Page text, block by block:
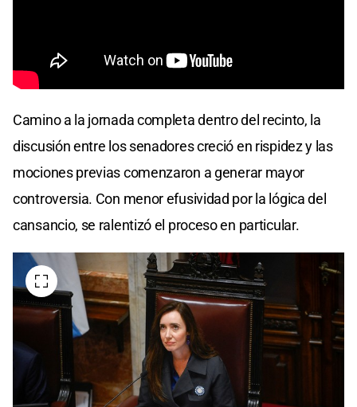
Camino a la jornada completa dentro del recinto, la
discusión entre los senadores creció en rispidez y las
mociones previas comenzaron a generar mayor
controversia. Con menor efusividad por la lógica del
cansancio, se ralentizó el proceso en particular.